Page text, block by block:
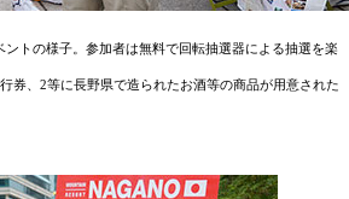
トの様子。参加者は無料で回転抽選器による抽選を楽
券、2等に長野県で造られたお酒等の商品が用意された